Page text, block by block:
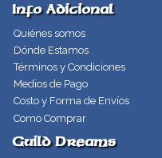
Info Adicional
Quiénes somos
Dónde Estamos
Términos y Condiciones
Medios de Pago
Costo y Forma de Envíos
Como Comprar
Guild Dreams